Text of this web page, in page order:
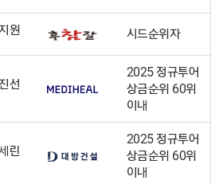
원 시드순위자
선
2025 정규투어
상금순위 60위
이내
린
2025 정규투어
상금순위 60위
이내